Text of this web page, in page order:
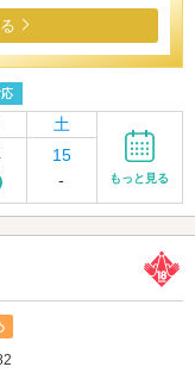
土
15
-
もっと見る
星のうち3.5